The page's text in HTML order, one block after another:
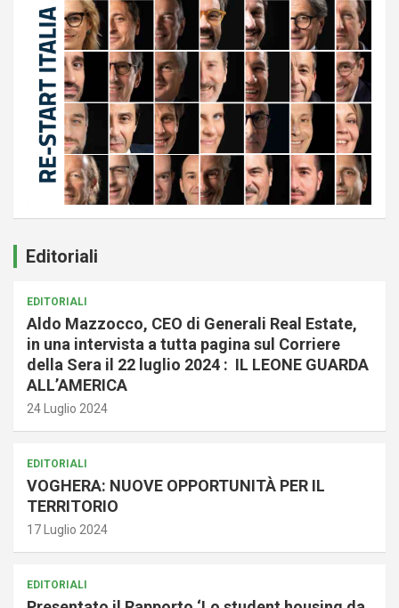
Editoriali
EDITORIALI
Aldo Mazzocco, CEO di Generali Real Estate,
in una intervista a tutta pagina sul Corriere
della Sera il 22 luglio 2024 : IL LEONE GUARDA
ALL’AMERICA
24 Luglio 2024
EDITORIALI
VOGHERA: NUOVE OPPORTUNITÀ PER IL
TERRITORIO
17 Luglio 2024
EDITORIALI